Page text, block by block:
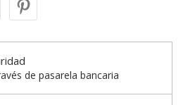
de pasarela bancaria